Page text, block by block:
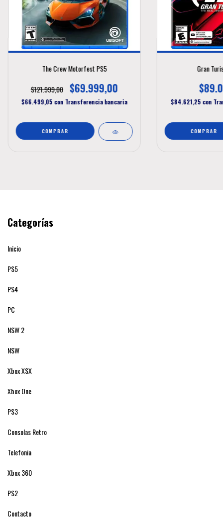
The Crew Motorfest PS5
$121.999,00
$69.999,00
$66.499,05 con Transferencia bancaria
Gran
$84.621,25 con
Categorías
Inicio
PS5
PS4
PC
NSW 2
NSW
Xbox XSX
Xbox One
PS3
Consolas Retro
Telefonia
Xbox 360
PS2
Contacto